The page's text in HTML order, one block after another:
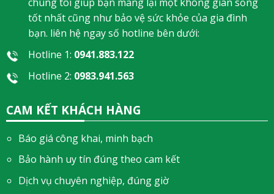
tốt nhất cũng như bảo vệ sức khỏe của gia đình
bạn. liên hệ ngay số hotline bên dưới:
Hotline 1: 0941.883.122
Hotline 2: 0983.941.563
CAM KẾT KHÁCH HÀNG
Báo giá công khai, minh bạch
Bảo hành uy tín đúng theo cam kết
Dịch vụ chuyên nghiệp, đúng giờ